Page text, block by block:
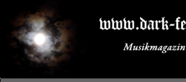
primären
Inhalt
springen
sekundären
Inhalt
springenDARK-FESTIVALS.DE